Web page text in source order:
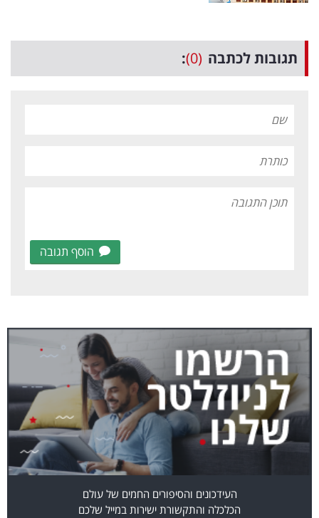
תגובות לכתבה (0)
:
הוסף תגובה
העידכונים והסיפורים החמים של עולם
הכלכלה והתקשורת ישירות במייל שלכם